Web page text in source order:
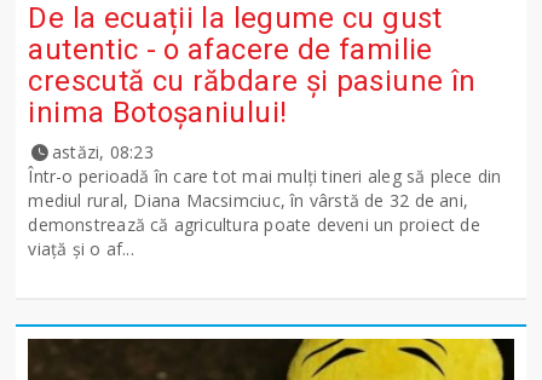
De la ecuații la legume cu gust
autentic - o afacere de familie
crescută cu răbdare și pasiune în
inima Botoșaniului!
astăzi, 08:23
Într-o perioadă în care tot mai mulți tineri aleg să plece din
mediul rural, Diana Macsimciuc, în vârstă de 32 de ani,
demonstrează că agricultura poate deveni un proiect de
viață și o af...